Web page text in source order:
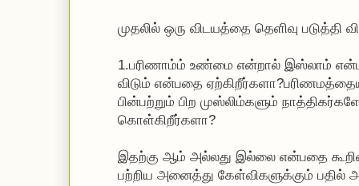
முதலில் ஒரு விடயத்தை தெளிவு படுத்தி
1.பரிணாம்ம் உண்மை என்றால் இஸ்லாம்
விடும் என்பதை
பின்பற்றும் பிற முஸ்லிம்களும்
கொள்கிறீர்களா?
இதற்கு ஆம் அல்லது இல்லை என்பதை
பற்றிய அனைத்து கேள்விகளுக்கும் பதில்